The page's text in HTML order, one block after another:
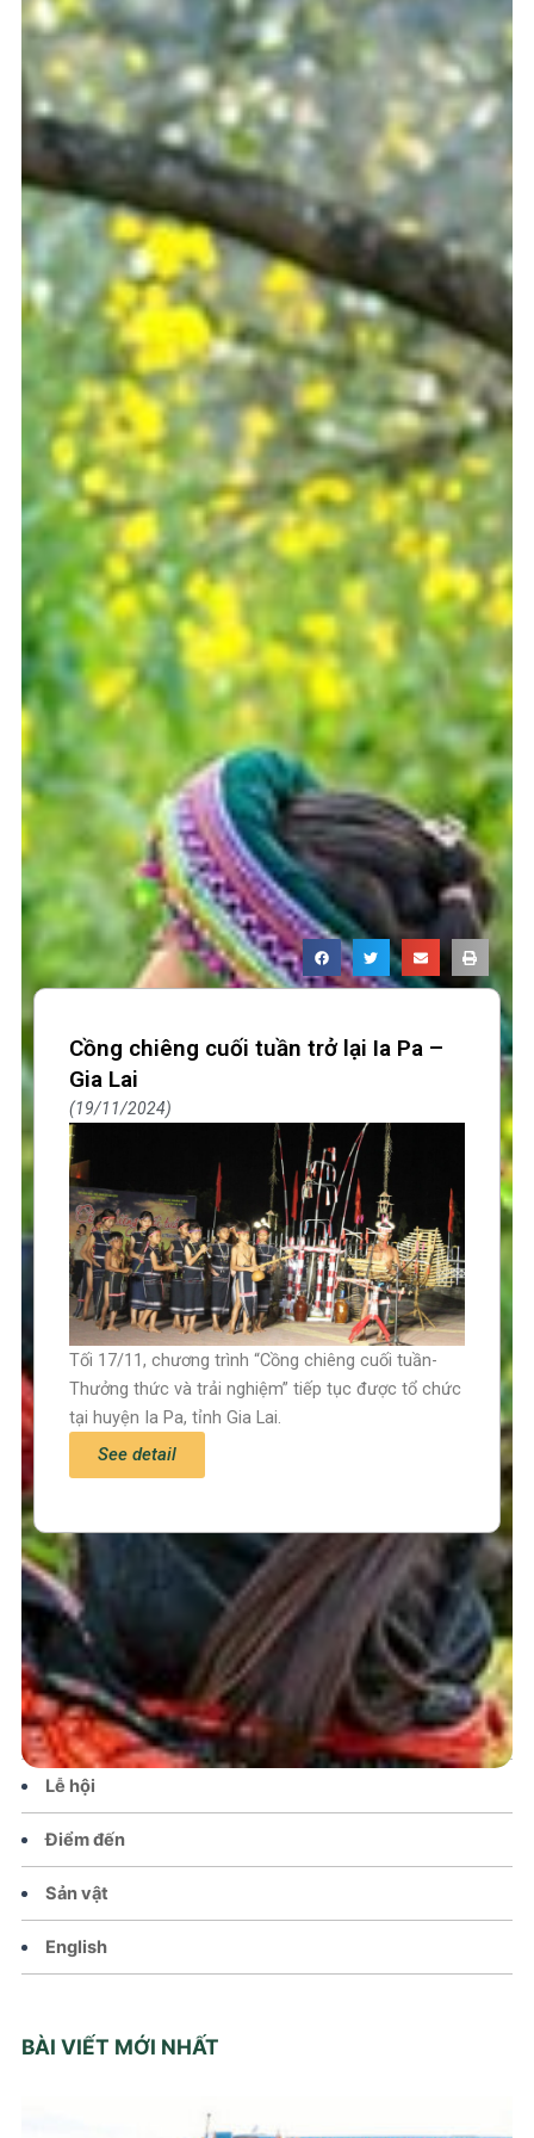
Trang chủ
Tin tức – Sự kiện
Chính sách
Văn hoá – Đời sống
Lễ hội
Điểm đến
Sản vật
English
BÀI VIẾT MỚI NHẤT
Cồng chiêng cuối tuần trở lại Ia Pa –
Gia Lai
19/11/2024
Tối 17/11, chương trình “Cồng chiêng cuối tuần-
Thưởng thức và trải nghiệm” tiếp tục được tổ chức
tại huyện Ia Pa, tỉnh Gia Lai.
See detail